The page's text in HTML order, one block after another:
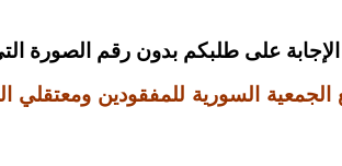
الإجابة على طلبكم بدون رقم الصورة
الجمعية السورية للمفقودين